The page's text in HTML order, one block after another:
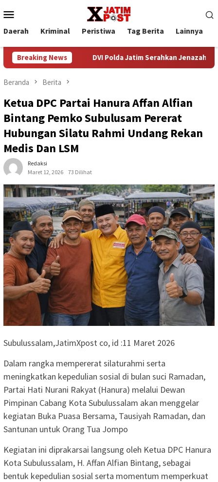
ke
kontenMobile
Daerah Kriminal Peristiwa Tag Berita Lainnya
Breaking NewsDVI Polda Jatim Serahkan Jenazah Kelima Korban
Beranda Berita
Ketua DPC Partai Hanura Affan Alfian
Bintang Pemko Subulusam Pererat
Hubungan Silatu Rahmi Undang Rekan
Medis Dan LSM
Redaksi
Maret 12, 2026
73 Dilihat
Subulussalam,JatimXpost co, id :11 Maret 2026
Dalam rangka mempererat silaturahmi serta
meningkatkan kepedulian sosial di bulan suci Ramadan,
Partai Hati Nurani Rakyat (Hanura) melalui Dewan
Pimpinan Cabang Kota Subulussalam akan menggelar
kegiatan Buka Puasa Bersama, Tausiyah Ramadan, dan
Santunan untuk Orang Tua Jompo
Kegiatan ini diprakarsai langsung oleh Ketua DPC Hanura
Kota Subulussalam, H. Affan Alfian Bintang, sebagai
bentuk kepedulian sosial serta momentum memperkuat